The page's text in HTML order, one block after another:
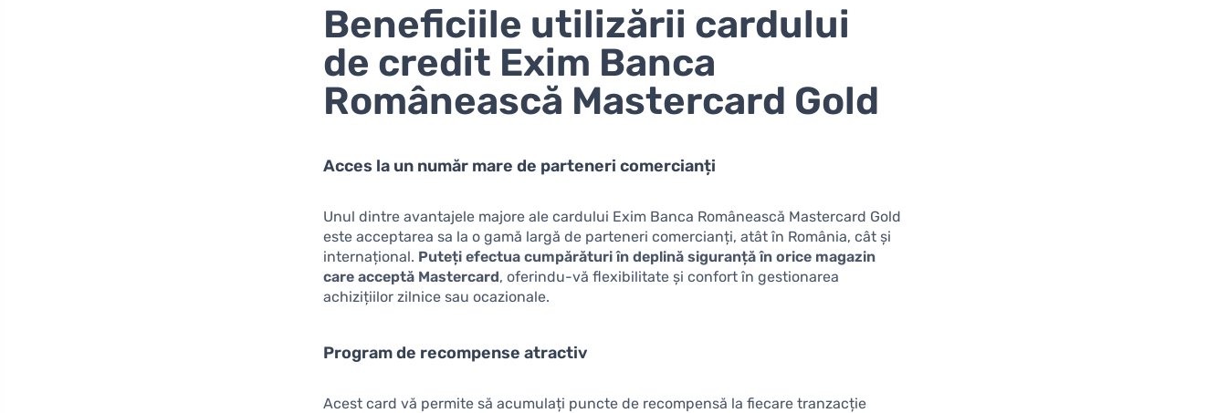
Beneficiile utilizării cardului
de credit Exim Banca
Românească Mastercard Gold
Acces la un număr mare de parteneri comercianți
Unul dintre avantajele majore ale cardului Exim Banca Românească Mastercard Gold
este acceptarea sa la o gamă largă de parteneri comercianți, atât în România, cât și
internațional. Puteți efectua cumpărături în deplină siguranță în orice magazin
care acceptă Mastercard, oferindu-vă flexibilitate și confort în gestionarea
achizițiilor zilnice sau ocazionale.
Program de recompense atractiv
Acest card vă permite să acumulați puncte de recompensă la fiecare tranzacție